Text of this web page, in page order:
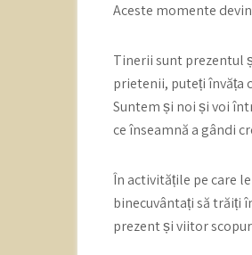
Aceste momente
Tinerii sunt prezentul
prietenii, puteți învăța
Suntem și noi și voi
ce înseamnă a gândi
În activitățile pe care
binecuvântați să trăiți
prezent și viitor